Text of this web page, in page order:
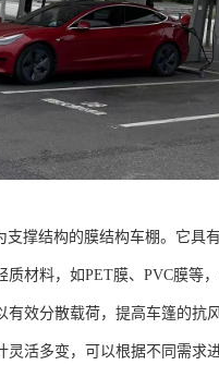
撑结构的膜结构车棚。它具有
材料，如PET膜、PVC膜等
效分散载荷，提高车篷的抗
活多变，可以根据不同需求